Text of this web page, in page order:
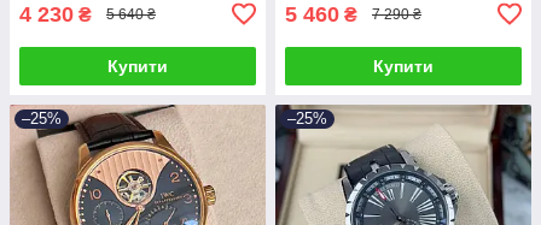
4 230 ₴ 5 640 ₴
Купити
5 460 ₴ 7 290 ₴
Купити
–25% –25%